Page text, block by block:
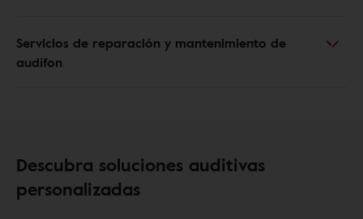
Servicios de reparación y mantenimiento de
audífon
Descubra soluciones auditivas
personalizadas